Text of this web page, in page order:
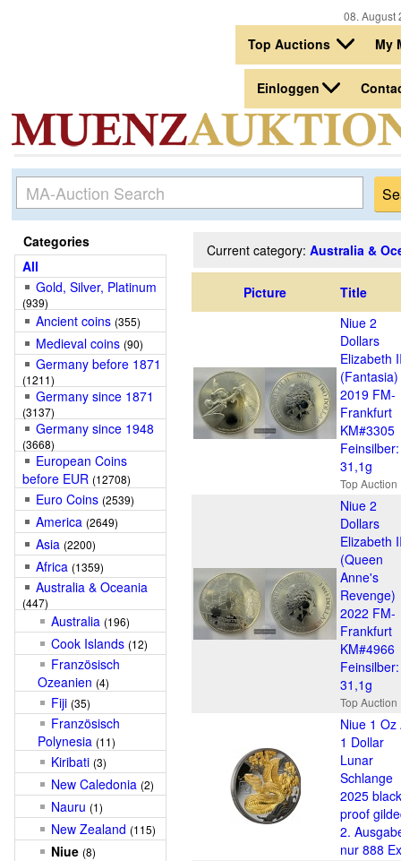
08.
Top Auctions My
Einloggen
Categories
All
Gold, Silver, Platinum
(939)
Ancient coins (355)
Medieval coins (90)
Germany before 1871
(1211)
Germany since 1871
(3137)
Germany since 1948
(3668)
European Coins
before EUR (12708)
Euro Coins (2539)
America (2649)
Asia (2200)
Africa (1359)
Australia & Oceania
(447)
Australia (196)
Cook Islands (12)
Französisch
Ozeanien (4)
Fiji (35)
Französisch
Polynesia (11)
Kiribati (3)
New Caledonia (2)
Nauru (1)
New Zealand (115)
Niue (8)
Current category: Australia &
Picture
Title
Niue 2
Dollars
Elizabeth
(Fantasia)
2019 FM-
Frankfurt
KM#3305
Feinsilber:
31,1g
Top Auction
Niue 2
Dollars
Elizabeth
(Queen
Anne's
Revenge)
2022 FM-
Frankfurt
KM#4966
Feinsilber:
31,1g
Top Auction
Niue 1 Oz
1 Dollar
Lunar
Schlange
2025 black
proof
2.
nur 888